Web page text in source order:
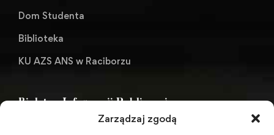
Zarządzaj zgodą
Dom Studenta
Biblioteka
KU AZS ANS w Raciborzu
Biuletyn Informacji Publicznej